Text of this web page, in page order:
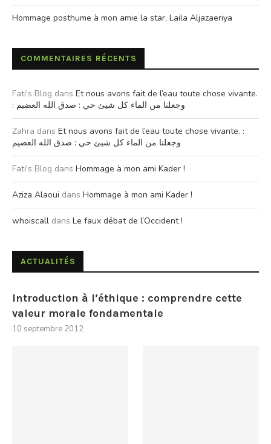
Hommage posthume à mon amie la star, Laila Aljazaeriya
COMMENTAIRES RÉCENTS
Fati's Blog dans Et nous avons fait de l’eau toute chose vivante.
: وجعلنا من الماء كل شيئ حي : صدق الله العضيم
Zahra dans Et nous avons fait de l’eau toute chose vivante. :
وجعلنا من الماء كل شيئ حي : صدق الله العضيم
Fati's Blog dans Hommage à mon ami Kader !
Aziza Alaoui dans Hommage à mon ami Kader !
whoiscall dans Le faux débat de l’Occident !
ACTUALITÉS
Introduction à l’éthique : comprendre cette
valeur morale fondamentale
10 septembre 2012